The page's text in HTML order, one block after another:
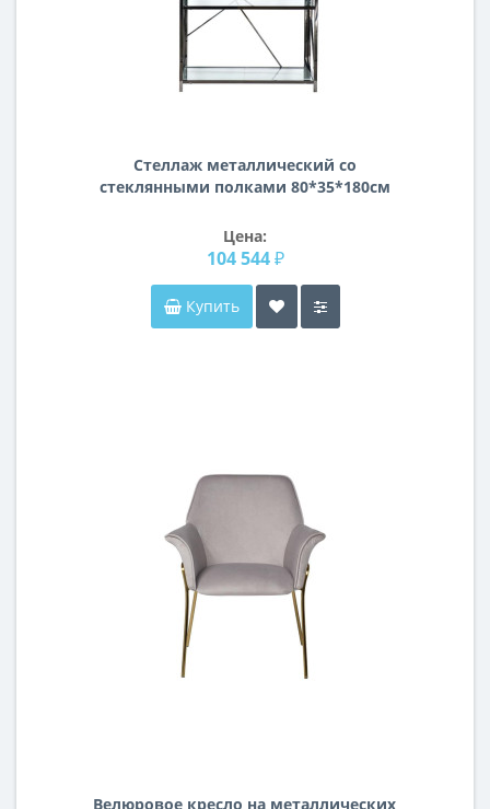
Стеллаж металлический со
стеклянными полками 80*35*180см
Цена:
104 544 ₽
Купить
Велюровое кресло на металлических